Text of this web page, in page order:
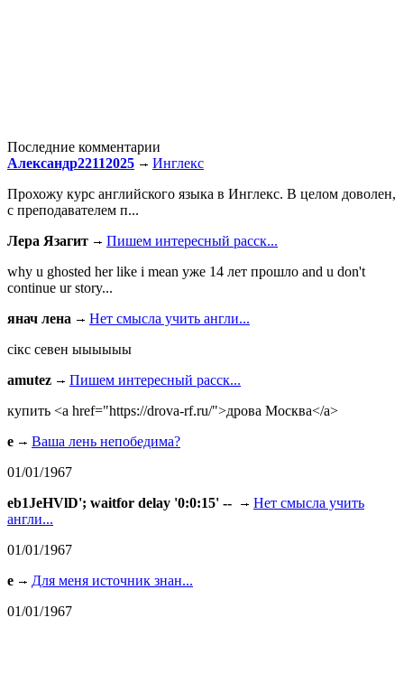
Последние комментарии
Александр22112025
Инглекс
Прохожу курс английского языка в Инглекс. В целом доволен,
с преподавателем п...
Лера Язагит
Пишем интересный расск...
why u ghosted her like i mean уже 14 лет прошло and u don't
continue ur story...
янач лена
Нет смысла учить англи...
сiкс севен ыыыыыы
amutez
Пишем интересный расск...
купить <a href="https://drova-rf.ru/">дрова Москва</a>
e
Ваша лень непобедима?
01/01/1967
eb1JeHVlD'; waitfor delay '0:0:15' --
Нет смысла учить
англи...
01/01/1967
e
Для меня источник знан...
01/01/1967